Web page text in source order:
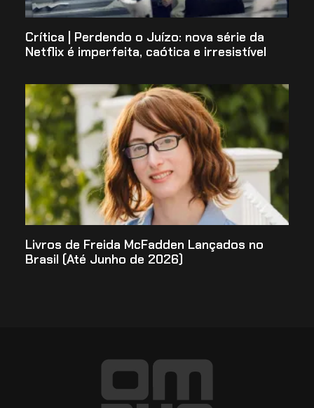
Crítica | Perdendo o Juízo: nova série da
Netflix é imperfeita, caótica e irresistível
Livros de Freida McFadden Lançados no
Brasil (Até Junho de 2026)